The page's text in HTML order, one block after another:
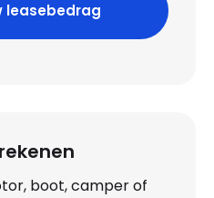
leasebedrag
boot, camper of